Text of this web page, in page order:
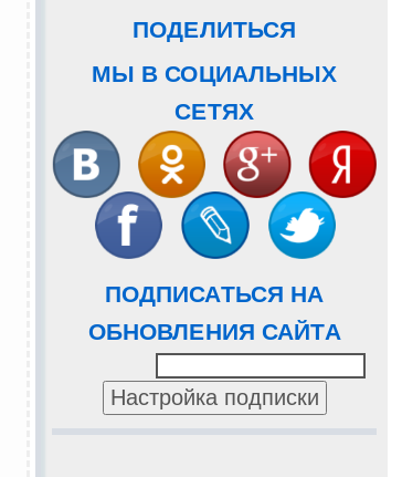
ПОДЕЛИТЬСЯ
МЫ В СОЦИАЛЬНЫХ
СЕТЯХ
ПОДПИСАТЬСЯ НА
ОБНОВЛЕНИЯ САЙТА